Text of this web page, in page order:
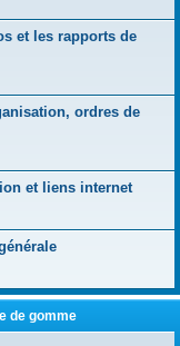
et les rapports de
ordres de
et liens internet
de gomme